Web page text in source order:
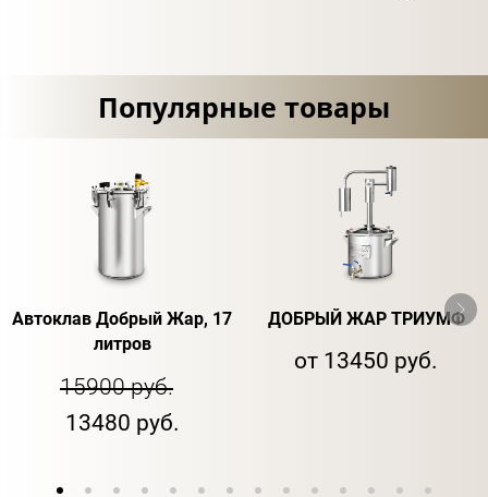
Популярные товары
Автоклав Добрый Жар, 17
литров
15900 руб.
13480 руб.
ДОБРЫЙ ЖАР ТРИУМФ
от 13450 руб.